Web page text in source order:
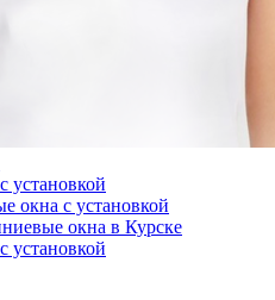
установкой
окна с установкой
окна в Курске
установкой